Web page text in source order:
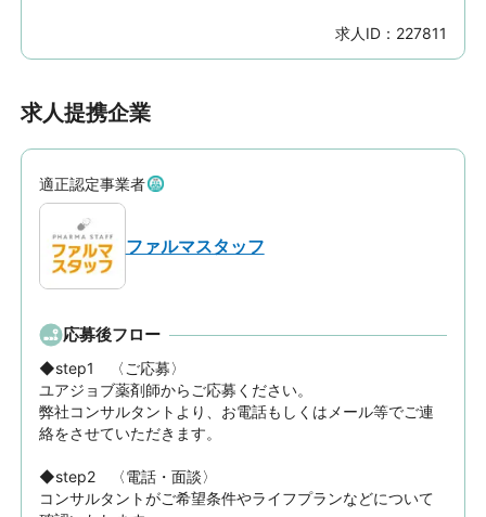
求人ID： 227811
求人提携企業
適正認定事業者
ファルマスタッフ
応募後フロー
◆step1　〈ご応募〉
ユアジョブ薬剤師からご応募ください。
弊社コンサルタントより、お電話もしくはメール等でご連
絡をさせていただきます。
◆step2　〈電話・面談〉
コンサルタントがご希望条件やライフプランなどについて